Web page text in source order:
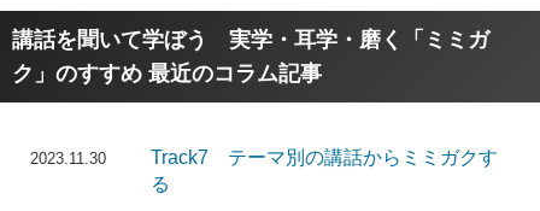
講話を聞いて学ぼう 実学・耳学・磨く「ミミガ
ク」のすすめ 最近のコラム記事
2023.11.30
Track7 テーマ別の講話からミミガクす
る